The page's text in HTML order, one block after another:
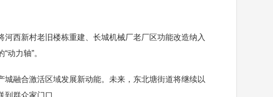
西新村老旧楼栋重建、长城机械厂老厂区功能改造纳入
力轴”。
融合激活区域发展新动能。未来，东北塘街道将继续以
群众家门口。